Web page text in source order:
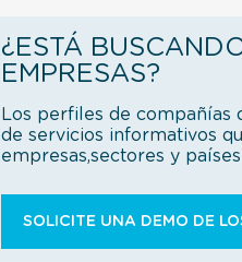
¿ESTÁ
EMPRESAS?
Los perfiles de compañías
de servicios informativos
empresas,sectores y
SOLICITE UNA DEMO DE